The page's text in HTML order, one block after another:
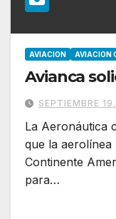
AVIACION AVIACION
Avianca
SEPTIEMBRE
La Aeronáutica
que la
Continente
para…